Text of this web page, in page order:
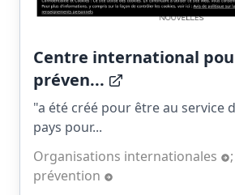
Centre international
préven...
"a été créé pour être au service
pays pour...
Organisations internationales
;
prévention